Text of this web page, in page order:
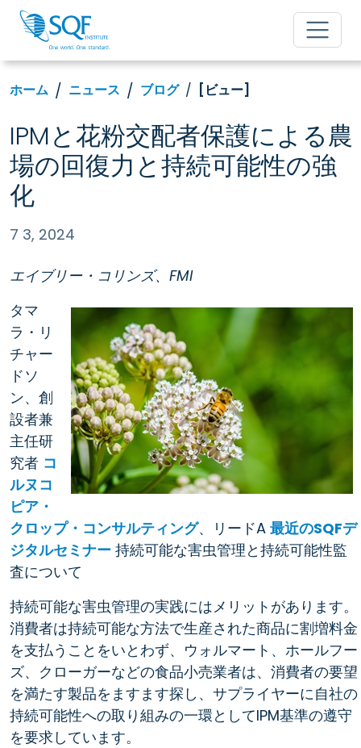
ホーム ニュース ブログ [ビュー]
IPMと花粉交配者保護による農
場の回復力と持続可能性の強
化
7 3, 2024
エイブリー・コリンズ、FMI
タマ
ラ・リ
チャー
ドソ
ン、創
設者兼
主任研
究者 コ
ルヌコ
ピア・
クロップ・コンサルティング、リードA 最近のSQFデ
ジタルセミナー 持続可能な害虫管理と持続可能性監
査について
持続可能な害虫管理の実践にはメリットがあります。
消費者は持続可能な方法で生産された商品に割増料金
を支払うことをいとわず、ウォルマート、ホールフー
ズ、クローガーなどの食品小売業者は、消費者の要望
を満たす製品をますます探し、サプライヤーに自社の
持続可能性への取り組みの一環としてIPM基準の遵守
を要求しています。